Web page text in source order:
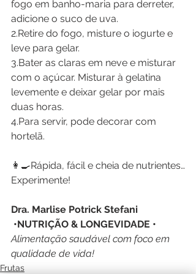
fogo em banho-maria para derreter,
adicione o suco de uva.
2.Retire do fogo, misture o iogurte e
leve para gelar.
3.Bater as claras em neve e misturar
com o açúcar. Misturar à gelatina
levemente e deixar gelar por mais
duas horas.
4.Para servir, pode decorar com
hortelã.
👩‍🍳Rápida, fácil e cheia de nutrientes…
Experimente!
Dra. Marlise Potrick Stefani
•NUTRIÇÃO & LONGEVIDADE •
Alimentação saudável com foco em
qualidade de vida!
Frutas